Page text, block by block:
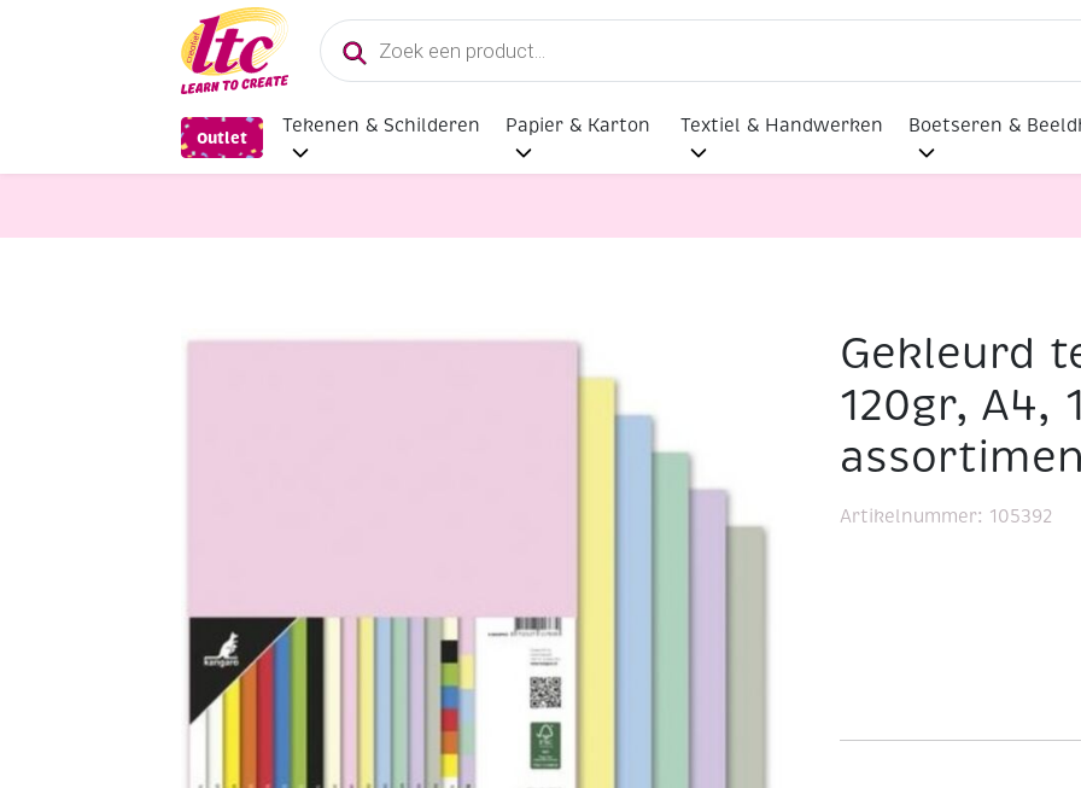
Producten
zoeken
Outlet
Tekenen & Schilderen Papier & Karton Textiel & Handwerken Boetseren &
Gekleurd tekenpapier, 120gr, A4, 100 vel assortiment pastelGekleurd
120gr, A4,
Artikelnummer: 105392